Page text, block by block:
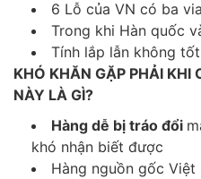
6 Lỗ của VN có ba
Trong khi Hàn quốc
Tính lắp lẫn không
KHÓ KHĂN GẶP PHẢI KHI
NÀY LÀ GÌ?
Hàng dễ bị tráo đổi
khó nhận biết được
Hàng nguồn gốc Việt